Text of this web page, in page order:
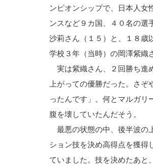
ンピオンシップで、日本人女
ンスなど９カ国、４０名の選
沙莉さん（１５）と、１８歳
学校３年（当時）の岡澤紫織
実は紫織さん、２回勝ち進
上がっての優勝だった。さ
ったんです」。何とマルガリ
腹を壊していたんだそう。
最悪の状態の中、後半波の
ション技を決め高得点を獲得
ていました。技を決めたあと